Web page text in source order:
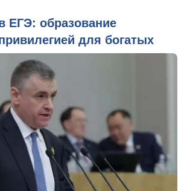
ЕГЭ: образование
для богатых